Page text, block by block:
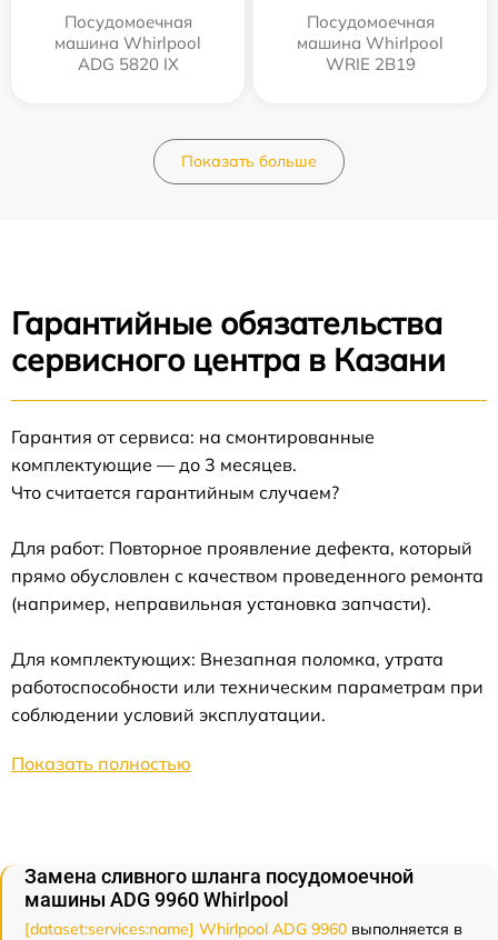
Посудомоечная
машина Whirlpool
ADG 5820 IX
Посудомоечная
машина Whirlpool
WRIE 2B19
Показать больше
Гарантийные обязательства
сервисного центра в Казани
Гарантия от сервиса: на смонтированные
комплектующие — до 3 месяцев.
Что считается гарантийным случаем?
Для работ: Повторное проявление дефекта, который
прямо обусловлен с качеством проведенного ремонта
(например, неправильная установка запчасти).
Для комплектующих: Внезапная поломка, утрата
работоспособности или техническим параметрам при
соблюдении условий эксплуатации.
Показать полностью
Замена сливного шланга посудомоечной
машины ADG 9960 Whirlpool
[dataset:services:name] Whirlpool ADG 9960 выполняется в